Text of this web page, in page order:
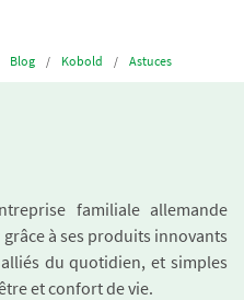
Blog Kobold Astuces
familiale allemande
à ses produits innovants
du quotidien, et simples
et confort de vie.